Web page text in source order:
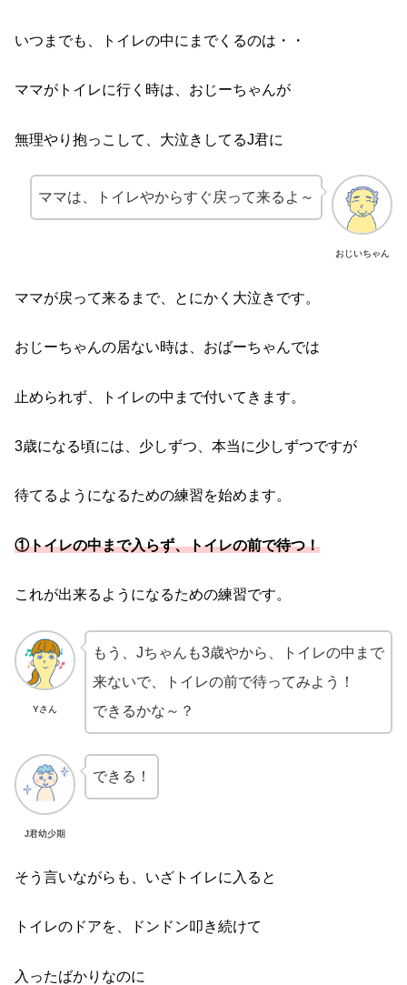
いつまでも、トイレの中にまでくるのは・・
ママがトイレに行く時は、おじーちゃんが
無理やり抱っこして、大泣きしてるJ君に
おじいちゃん
ママは、トイレやからすぐ戻って来るよ～
ママが戻って来るまで、とにかく大泣きです。
おじーちゃんの居ない時は、おばーちゃんでは
止められず、トイレの中まで付いてきます。
3歳になる頃には、少しずつ、本当に少しずつですが
待てるようになるための練習を始めます。
①トイレの中まで入らず、トイレの前で待つ！
これが出来るようになるための練習です。
Yさん
もう、Jちゃんも3歳やから、トイレの中まで
来ないで、トイレの前で待ってみよう！
できるかな～？
J君幼少期
できる！
そう言いながらも、いざトイレに入ると
トイレのドアを、ドンドン叩き続けて
入ったばかりなのに